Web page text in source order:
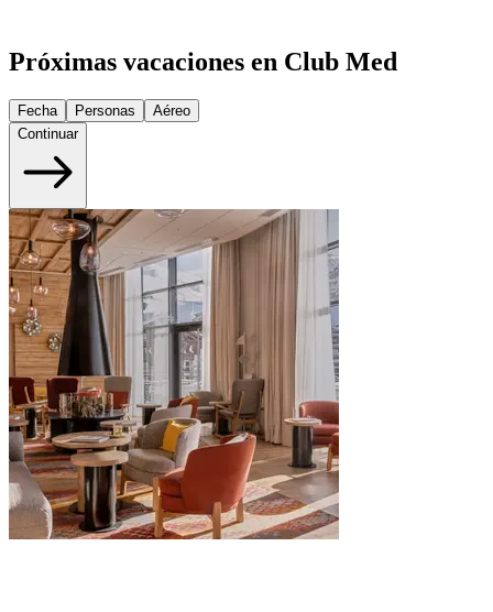
Próximas vacaciones en Club Med
Fecha Personas
Aéreo
Continuar